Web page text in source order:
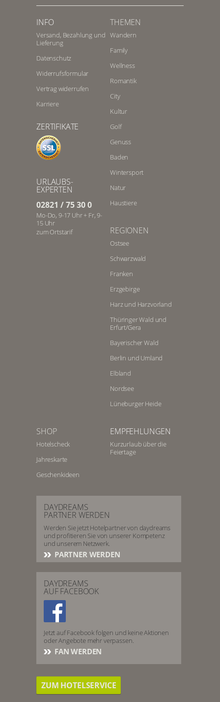
INFO
Versand, Bezahlung und
Lieferung
Datenschutz
Widerrufsformular
Vertrag widerrufen
Karriere
ZERTIFIKATE
URLAUBS-
EXPERTEN
02821 / 75 30 0
Mo-Do, 9-17 Uhr + Fr, 9-
15 Uhr
zum Ortstarif
THEMEN
Wandern
Family
Wellness
Romantik
City
Kultur
Golf
Genuss
Baden
Wintersport
Natur
Haustiere
REGIONEN
Ostsee
Schwarzwald
Franken
Erzgebirge
Harz und Harzvorland
Thüringer Wald und
Erfurt/Gera
Bayerischer Wald
Berlin und Umland
Elbland
Nordsee
Lüneburger Heide
SHOP
Hotelscheck
Jahreskarte
Geschenkideen
EMPFEHLUNGEN
Kurzurlaub über die
Feiertage
DAYDREAMS
PARTNER WERDEN
Werden Sie jetzt Hotelpartner von daydreams
und profitieren Sie von unserer Kompetenz
und unserem Netzwerk.
PARTNER WERDEN
DAYDREAMS
AUF FACEBOOK
Jetzt auf Facebook folgen und keine Aktionen
oder Angebote mehr verpassen.
FAN WERDEN
ZUM HOTELSERVICE